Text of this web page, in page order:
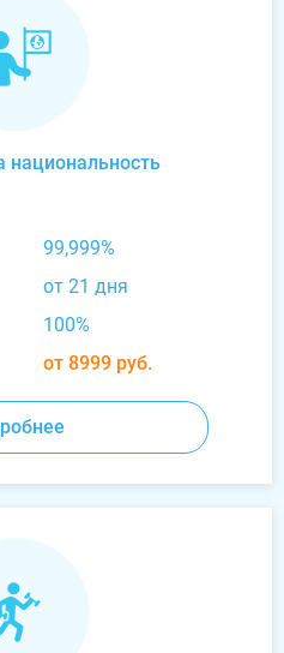
национальность
99,999%
от 21 дня
100%
от 8999 руб.